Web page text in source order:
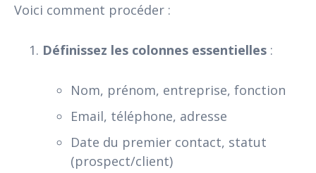
Voici comment procéder :
Définissez les colonnes essentielles :
Nom, prénom, entreprise, fonction
Email, téléphone, adresse
Date du premier contact, statut
(prospect/client)